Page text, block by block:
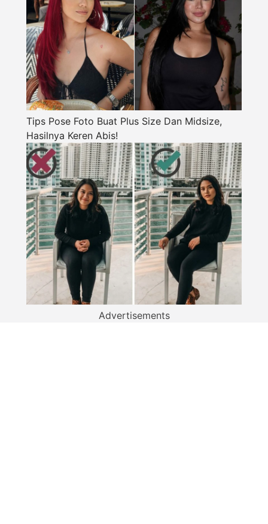
Tips Pose Foto Buat Plus Size Dan Midsize,
Hasilnya Keren Abis!
Advertisements